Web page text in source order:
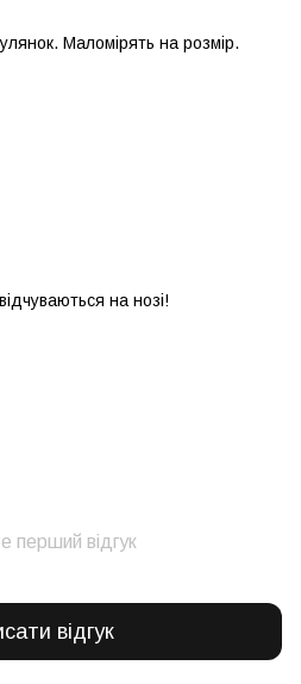
Маломірять на розмір.
на нозі!
перший відгук
відгук